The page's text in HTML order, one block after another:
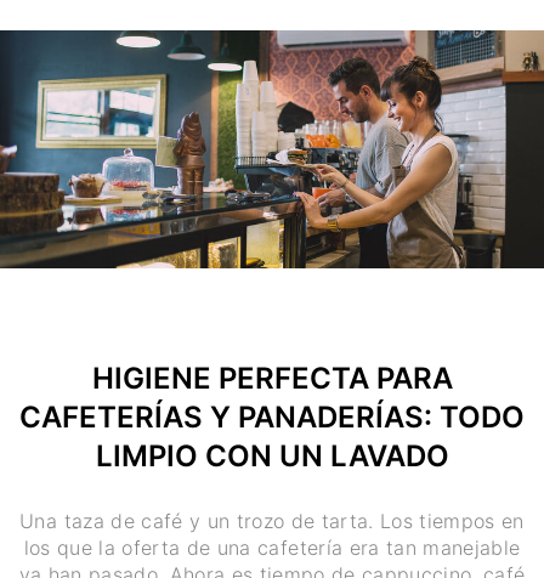
HIGIENE PERFECTA PARA
CAFETERÍAS Y PANADERÍAS: TODO
LIMPIO CON UN LAVADO
Una taza de café y un trozo de tarta. Los tiempos en
los que la oferta de una cafetería era tan manejable